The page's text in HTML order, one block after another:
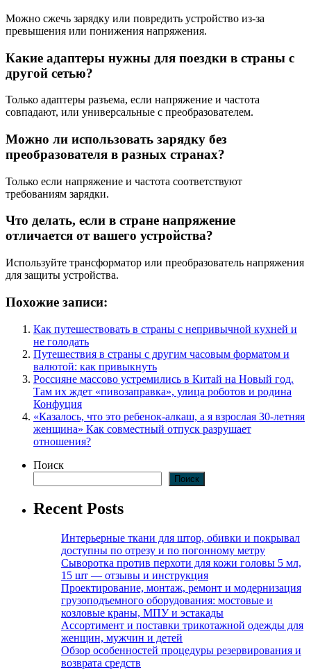
Можно сжечь зарядку или повредить устройство из-за
превышения или понижения напряжения.
Какие адаптеры нужны для поездки в страны с
другой сетью?
Только адаптеры разъема, если напряжение и частота
совпадают, или универсальные с преобразователем.
Можно ли использовать зарядку без
преобразователя в разных странах?
Только если напряжение и частота соответствуют
требованиям зарядки.
Что делать, если в стране напряжение
отличается от вашего устройства?
Используйте трансформатор или преобразователь напряжения
для защиты устройства.
Похожие записи:
Как путешествовать в страны с непривычной кухней и
не голодать
Путешествия в страны с другим часовым форматом и
валютой: как привыкнуть
Россияне массово устремились в Китай на Новый год.
Там их ждет «пивозаправка», улица роботов и родина
Конфуция
«Казалось, что это ребенок-алкаш, а я взрослая 30-летняя
женщина» Как совместный отпуск разрушает
отношения?
Поиск
Поиск
Recent Posts
Интерьерные ткани для штор, обивки и покрывал
доступны по отрезу и по погонному метру
Сыворотка против перхоти для кожи головы 5 мл,
15 шт — отзывы и инструкция
Проектирование, монтаж, ремонт и модернизация
грузоподъемного оборудования: мостовые и
козловые краны, МПУ и эстакады
Ассортимент и поставки трикотажной одежды для
женщин, мужчин и детей
Обзор особенностей процедуры резервирования и
возврата средств